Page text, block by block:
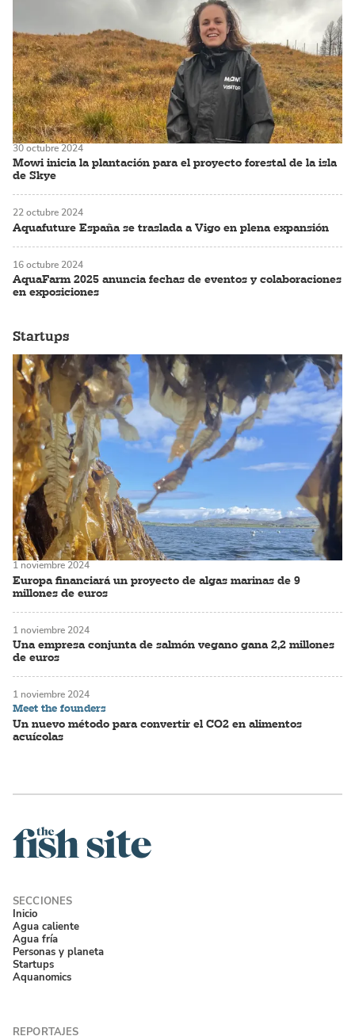
Mowi inicia la plantación para el proyecto forestal de la isla
de Skye
30 octubre 2024
Aquafuture España se traslada a Vigo en plena expansión
22 octubre 2024
AquaFarm 2025 anuncia fechas de eventos y colaboraciones
en exposiciones
16 octubre 2024
Startups
Europa financiará un proyecto de algas marinas de 9
millones de euros
1 noviembre 2024
Una empresa conjunta de salmón vegano gana 2,2 millones
de euros
1 noviembre 2024
Meet the founders
Un nuevo método para convertir el CO2 en alimentos
acuícolas
1 noviembre 2024
Inicio
Agua caliente
Agua fría
Personas y planeta
Startups
Aquanomics